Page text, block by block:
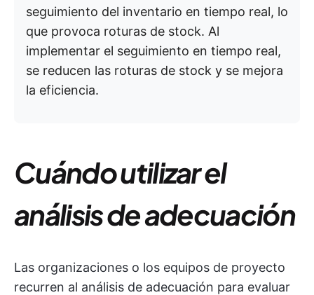
seguimiento del inventario en tiempo real, lo
que provoca roturas de stock. Al
implementar el seguimiento en tiempo real,
se reducen las roturas de stock y se mejora
la eficiencia.
Cuándo utilizar el
análisis de adecuación
Las organizaciones o los equipos de proyecto
recurren al análisis de adecuación para evaluar